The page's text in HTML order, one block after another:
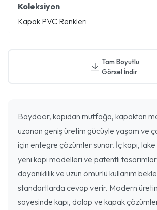
Koleksiyon
Kapak PVC Renkleri
Tam Boyutlu
Görsel İndir
Baydoor, kapıdan mutfağa, kapaktan
uzanan geniş üretim gücüyle yaşam ve
için entegre çözümler sunar. İç kapı,
yeni kapı modelleri ve patentli
dayanıklılık ve uzun ömürlü kullanım
standartlarda cevap verir. Modern
sayesinde kapı, dolap ve kapak